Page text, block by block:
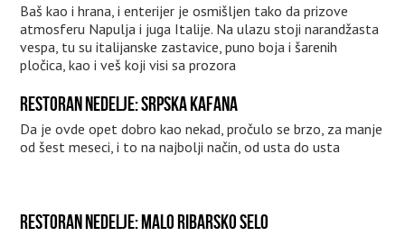
Baš kao i hrana, i enterijer je osmišljen tako da prizove
atmosferu Napulja i juga Italije. Na ulazu stoji narandžasta
vespa, tu su italijanske zastavice, puno boja i šarenih
pločica, kao i veš koji visi sa prozora
RESTORAN NEDELJE: SRPSKA KAFANA
Da je ovde opet dobro kao nekad, pročulo se brzo, za manje
od šest meseci, i to na najbolji način, od usta do usta
RESTORAN NEDELJE: MALO RIBARSKO SELO